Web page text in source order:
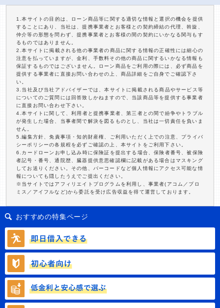
1.本サイトの目的は、ローン商品等に関する適切な情報と選択の機会を提供
することにあり、当社は、提携事業者とお客様との契約締結の代理、斡旋、
仲介等の形態を問わず、提携事業者とお客様の間の契約にいかなる関与もす
るものではありません。
2.本サイトに掲載される他の事業者の商品に関する情報の正確性には細心の
注意を払っていますが、金利、手数料その他の商品に関するいかなる情報も
保証するものではございません。ローン商品をご利用の際には、必ず商品を
提供する事業者に直接お問い合わせの上、商品詳細をご自身でご確認下さ
い。
3.当社及び当社アドバイザーでは、本サイトに掲載される商品やサービス等
についてのご質問には回答致しかねますので、当該商品等を提供する事業者
に直接お問い合わせ下さい。
4.本サイトに関して、利用者と提携事業者、第三者との間で紛争やトラブル
が発生した場合、当事者間で解決を図るものとし、当社は一切責任を負いま
せん。
5.編集方針、免責事項・知的財産権、ご利用いただく上での注意、プライバ
シーポリシーの各規程を必ずご確認の上、本サイトをご利用下さい。
6.カードローンお申し込み時に保険証を提出する場合、保険者番号、被保険
者記号・番号、通院歴、臓器提供意思確認欄に記載がある場合はマスキング
してお送りください。その他、バーコードなど個人情報にアクセス可能な情
報についても隠したうえでご提出ください。
※当サイトではアフィリエイトプログラムを利用し、事業者(アコム／プロ
ミス／アイフルなど)から委託を受け広告収益を得て運営しております。
おすすめの特集ページ